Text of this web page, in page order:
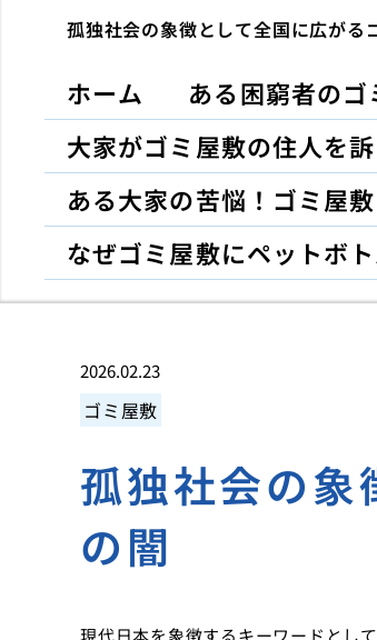
孤独社会の象徴として全国に広がる
ホーム ある困窮者の
大家がゴミ屋敷の住人を
ある大家の苦悩！ゴミ屋
なぜゴミ屋敷にペットボ
2026.02.23
ゴミ屋敷
孤独社会の象
の闇
現代日本を象徴するキーワードとし